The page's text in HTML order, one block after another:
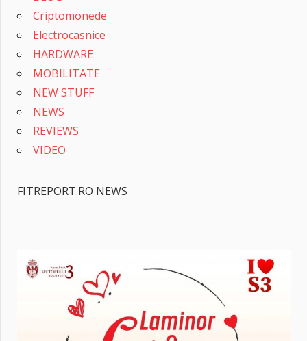
Criptomonede
Electrocasnice
HARDWARE
MOBILITATE
NEW STUFF
NEWS
REVIEWS
VIDEO
FITREPORT.RO NEWS